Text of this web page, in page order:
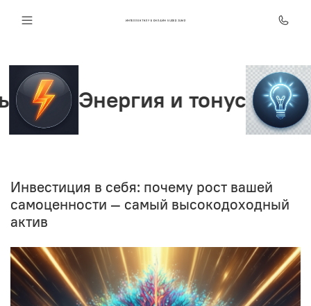
ИНТЕЛЛЕКТ КЛУБ ОНЛАЙН SUPER JUMP
Энергия и тонус
Инвестиция в себя: почему рост вашей
самоценности — самый высокодоходный
актив